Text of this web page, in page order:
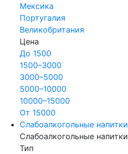
Мексика
Португалия
Великобритания
Цена
До 1500
1500–3000
3000–5000
5000–10000
10000–15000
От 15000
Слабоалкогольные напитки
Слабоалкогольные напитки
Тип